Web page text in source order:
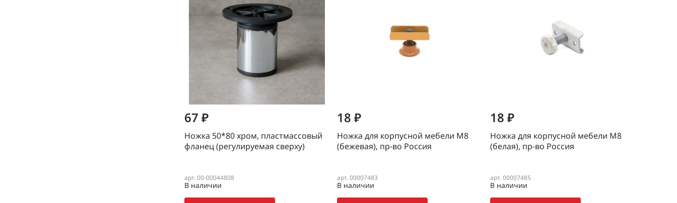
67 ₽
Ножка 50*80 хром, пластмассовый
фланец (регулируемая сверху)
арт. 00-00044808
В наличии
18 ₽
Ножка для корпусной мебели М8
(бежевая), пр-во Россия
арт. 00007483
В наличии
18 ₽
Ножка для корпусной мебели М8
(белая), пр-во Россия
арт. 00007485
В наличии